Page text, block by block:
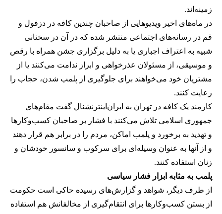
زمینه‌اند.
در ماه‌های اخیر ویدیوهایی از صاحبان چندین کافه در دزفول و
قم در رسانه‌های اجتماعی منتشر شده که در آن در سخنانی
شبیه به اعتراف اجباری یا به دلیل برگزاری جشن همراه با رقص
و موسیقی، از مسئولان عذرخواهی و ابراز ندامت می‌کنند یا از
مشتریان خود می‌خواهند برای جلوگیری از پلمب شدن، حجاب را
رعایت کنند.
کارمند یک کافه در تهران به ایران‌اینترنشنال گفت مقام‌های
جمهوری اسلامی تلاش می‌کنند با فشار بر صاحبان کسب‌وکارها
و تهدید به برخورد و پلمب اماکن، مردم را در برابر هم قرار دهند
و از آنها به عنوان وسیله‌ای برای سرکوب و سانسور خودشان و
زنان استفاده کنند.
پلمب به مثابه ابزار فشار سیاسی
از طرف دیگر، شواهد و گزارش‌های رسیده حاکی است حکومت
از بستن کسب‌وکارها برای انتقام‌گیری از مخالفانش هم استفاده